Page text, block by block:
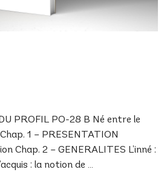
PROFIL PO-28 B Né entre le
1 – PRESENTATION
Chap. 2 – GENERALITES L’inné :
: la notion de …